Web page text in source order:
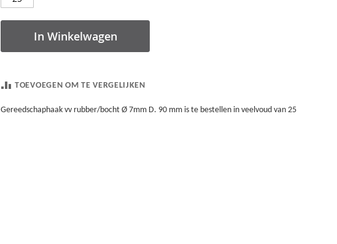
In Winkelwagen
TOEVOEGEN OM TE VERGELIJKEN
Gereedschaphaak vv rubber/bocht Ø 7mm D. 90 mm is te bestellen in veelvoud van 25